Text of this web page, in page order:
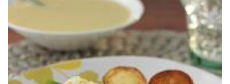
de
4.3
sur
5
à
partir